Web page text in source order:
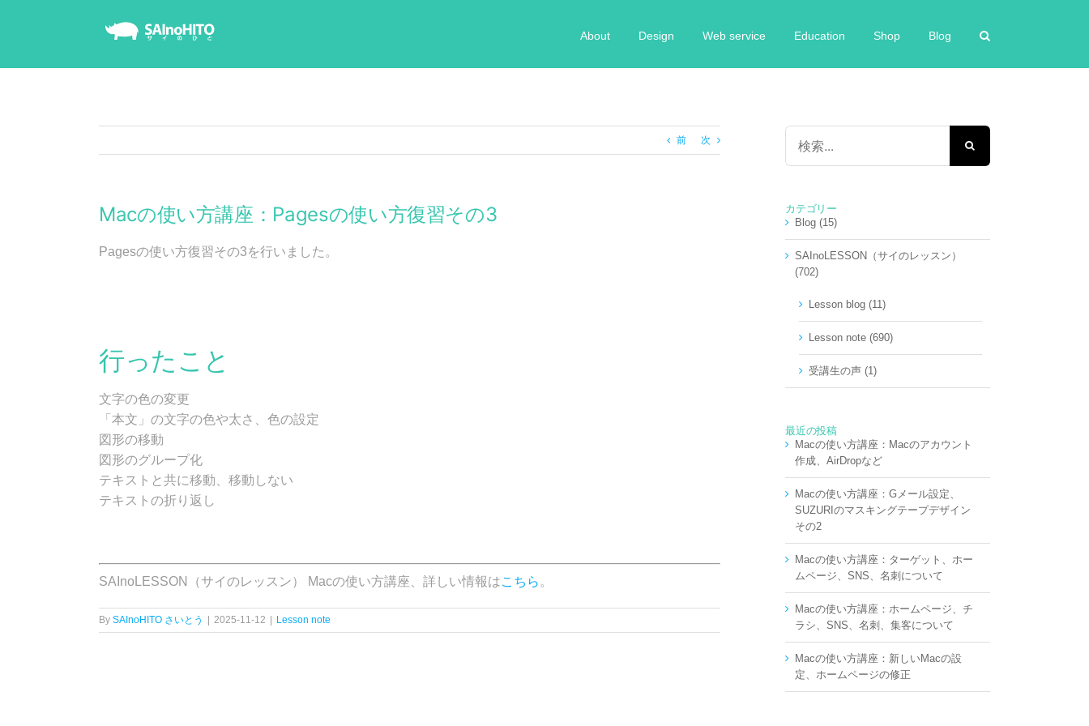
About Design Web service Education Shop Blog
前 次
Macの使い方講座：Pagesの使い方復習その3
Pagesの使い方復習その3を行いました。
行ったこと
文字の色の変更
「本文」の文字の色や太さ、色の設定
図形の移動
図形のグループ化
テキストと共に移動、移動しない
テキストの折り返し
SAInoLESSON（サイのレッスン） Macの使い方講座、詳しい情報はこちら 。
By SAInoHITO さいとう | 2025-11-12 | Lesson note
検
…
カテゴリー
Blog (15)
SAInoLESSON（サイのレッスン）
(702)
Lesson blog (11)
Lesson note (690)
受講生の声 (1)
最近の投稿
Macの使い方講座：Macのアカウント
作成、AirDropなど
Macの使い方講座：Gメール設定、
SUZURIのマスキングテープデザイン
その2
Macの使い方講座：ターゲット、ホー
ムページ、SNS、名刺について
Macの使い方講座：ホームページ、チ
ラシ、SNS、名刺、集客について
Macの使い方講座：新しいMacの設
定、ホームページの修正